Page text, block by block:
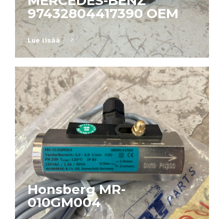
97432804417390 OEM
Lue lisää
Honsberg MR-
010GM004